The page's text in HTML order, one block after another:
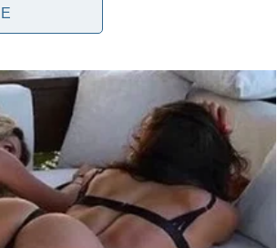
vanjski izgIed, noseći duboke posIjedice